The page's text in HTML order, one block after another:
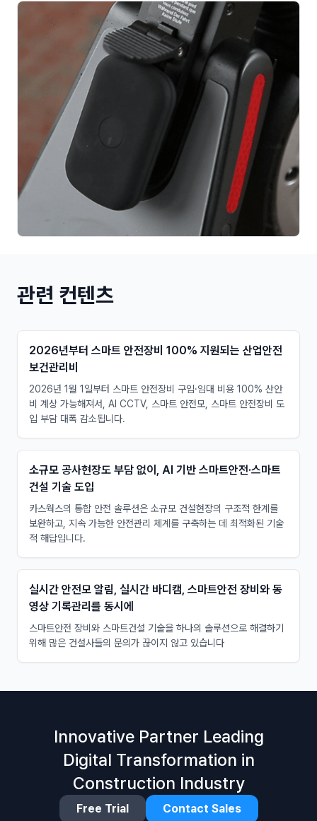
관련 컨텐츠
2026년부터 스마트 안전장비 100% 지원되는 산업안전
보건관리비
2026년 1월 1일부터 스마트 안전장비 구입·임대 비용 100% 산안
비 계상 가능해져서, AI CCTV, 스마트 안전모, 스마트 안전장비 도
입 부담 대폭 감소됩니다.
소규모 공사현장도 부담 없이, AI 기반 스마트안전·스마트
건설 기술 도입
카스웍스의 통합 안전 솔루션은 소규모 건설현장의 구조적 한계를
보완하고, 지속 가능한 안전관리 체계를 구축하는 데 최적화된 기술
적 해답입니다. ​
실시간 안전모 알림, 실시간 바디캠, 스마트안전 장비와 동
영상 기록관리를 동시에
스마트안전 장비와 스마트건설 기술을 하나의 솔루션으로 해결하기
위해 많은 건설사들의 문의가 끊이지 않고 있습니다
Innovative Partner Leading
Digital Transformation in
Construction Industry
Free Trial Contact Sales